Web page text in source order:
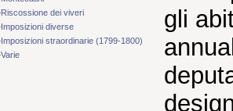
Riscossione dei viveri
Imposizioni diverse
Imposizioni straordinarie (1799-1800)
Varie
gli